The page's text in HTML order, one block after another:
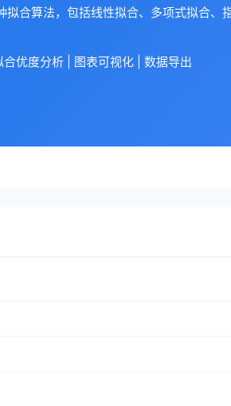
合算法，包括线性拟合、多项式拟合
优度分析 | 图表可视化 | 数据导出